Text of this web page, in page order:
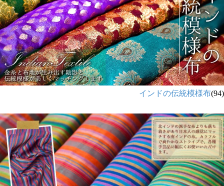
インドの伝統模様布(94)